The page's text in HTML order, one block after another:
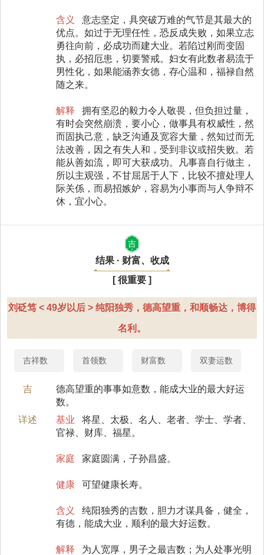
含义
意志坚定，具突破万难的气节是其最大的
优点。如过于无理任性，恐反成失败，如果立志
勇往向前，必成功而建大业。若陷过刚而变固
执，必招厄患，切要警戒。妇女有此数者易流于
男性化，如果能涵养女德，存心温和，福禄自然
随之来。
解释
拥有坚忍的毅力令人敬畏，但负担过量，
有时会突然崩溃，要小心，做事具有权威性，然
而固执己意，缺乏沟通及宽容大量，然知过而无
法改善，因之有失人和，受到非议或招失败。若
能从善如流，即可大获成功。凡事喜自行做主，
所以主观强，不甘屈居于人下，比较不擅处理人
际关係，而易招嫉妒，容易为小事而与人争辩不
休，宜小心。
吉
结果 · 财富、收成
[ 很重要 ]
刘砭笃 < 49岁以后 > 纯阳独秀，德高望重，和顺畅达，博得
名利。
吉祥数 首领数 财富数 双妻运数
吉
德高望重的事事如意数，能成大业的最大好运
数。
详述
基业
将星、太极、名人、老者、学士、学者、
官禄、财库、福星。
家庭 家庭圆满，子孙昌盛。
健康 可望健康长寿。
含义
纯阳独秀的吉数，胆力才谋具备，健全，
有德，能成大业，顺利的最大好运数。
解释
为人宽厚，男子之最吉数；为人处事光明